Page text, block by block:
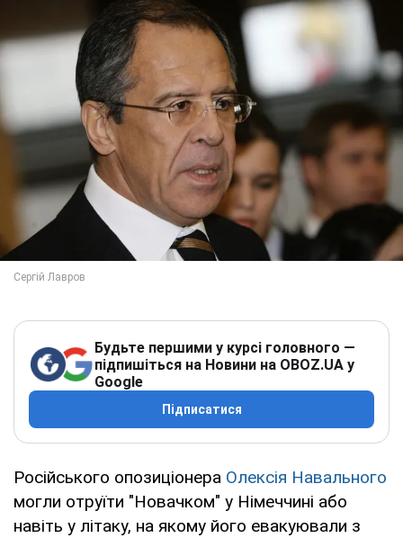
Будьте першими у курсі головного —
підпишіться на Новини на OBOZ.UA у
Google
Підписатися
Російського опозиціонера Олексія Навального
могли отруїти "Новачком" у Німеччині або
навіть у літаку, на якому його евакуювали з